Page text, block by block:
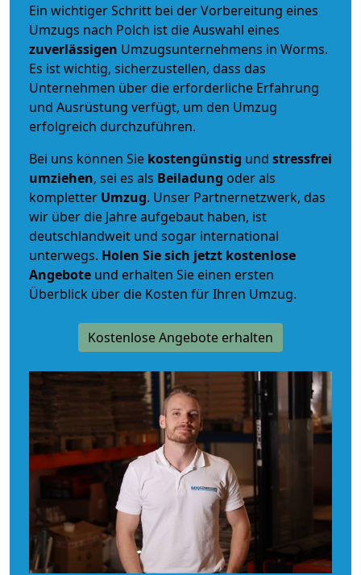
Ein wichtiger Schritt bei der Vorbereitung eines
Umzugs nach Polch ist die Auswahl eines
zuverlässigen Umzugsunternehmens in Worms.
Es ist wichtig, sicherzustellen, dass das
Unternehmen über die erforderliche Erfahrung
und Ausrüstung verfügt, um den Umzug
erfolgreich durchzuführen.
Bei uns können Sie kostengünstig und stressfrei
umziehen, sei es als Beiladung oder als
kompletter Umzug. Unser Partnernetzwerk, das
wir über die Jahre aufgebaut haben, ist
deutschlandweit und sogar international
unterwegs. Holen Sie sich jetzt kostenlose
Angebote und erhalten Sie einen ersten
Überblick über die Kosten für Ihren Umzug.
Kostenlose Angebote erhalten